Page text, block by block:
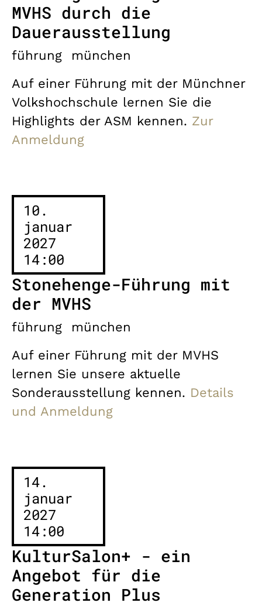
MVHS durch die
Dauerausstellung
führung
münchen
Auf einer Führung mit der Münchner
Volkshochschule lernen Sie die
Highlights der ASM kennen. Zur
Anmeldung
10.
januar
2027
14:00
Stonehenge-Führung mit
der MVHS
führung
münchen
Auf einer Führung mit der MVHS
lernen Sie unsere aktuelle
Sonderausstellung kennen. Details
und Anmeldung
14.
januar
2027
14:00
KulturSalon+ - ein
Angebot für die
Generation Plus